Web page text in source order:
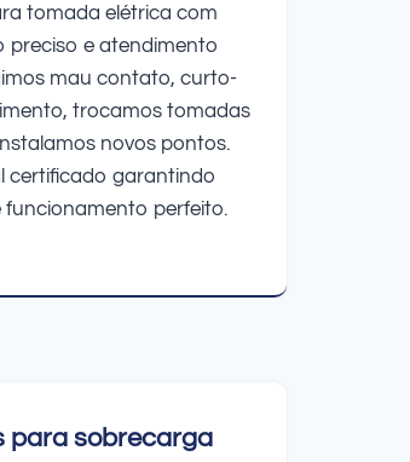
tomada elétrica com
preciso e atendimento
mau contato, curto-
trocamos tomadas
novos pontos.
certificado garantindo
funcionamento perfeito.
para sobrecarga